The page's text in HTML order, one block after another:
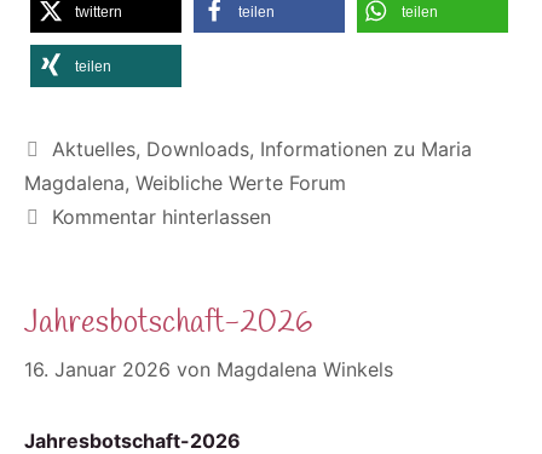
twittern teilen teilen
teilen
Kategorien
Aktuelles, Downloads, Informationen zu Maria
Magdalena, Weibliche Werte Forum
Kommentar hinterlassen
Jahresbotschaft-2026
16. Januar 2026 von Magdalena Winkels
Jahresbotschaft-2026